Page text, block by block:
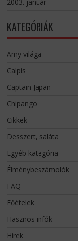
2003. január
KATEGÓRIÁK
Amy világa
Calpis
Captain Japan
Chipango
Cikkek
Desszert, saláta
Egyéb kategória
Élménybeszámolók
FAQ
Főételek
Hasznos infók
Hírek